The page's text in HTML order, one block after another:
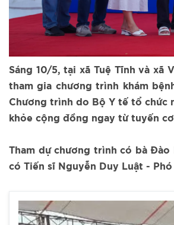
Sáng 10/5, tại xã Tuệ Tĩnh và xã
tham gia chương trình khám
Chương trình do Bộ Y tế tổ chức
khỏe cộng đồng ngay từ tuyến
Tham dự chương trình có bà
có Tiến sĩ Nguyễn Duy Luật -